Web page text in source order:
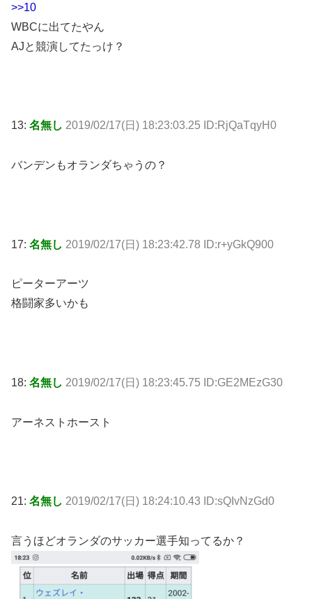
>>10
WBCに出てたやん
AJと競演してたっけ？
13: 名無し 2019/02/17(日) 18:23:03.25 ID:RjQaTqyH0
バンデンもオランダちゃうの？
17: 名無し 2019/02/17(日) 18:23:42.78 ID:r+yGkQ900
ピーターアーツ
格闘家多いかも
18: 名無し 2019/02/17(日) 18:23:45.75 ID:GE2MEzG30
アーネストホースト
21: 名無し 2019/02/17(日) 18:24:10.43 ID:sQIvNzGd0
言うほどオランダのサッカー選手知ってるか？